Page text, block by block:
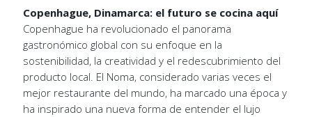
Copenhague, Dinamarca: el futuro se cocina aquí
Copenhague ha revolucionado el panorama
gastronómico global con su enfoque en la
sostenibilidad, la creatividad y el redescubrimiento del
producto local. El Noma, considerado varias veces el
mejor restaurante del mundo, ha marcado una época y
ha inspirado una nueva forma de entender el lujo